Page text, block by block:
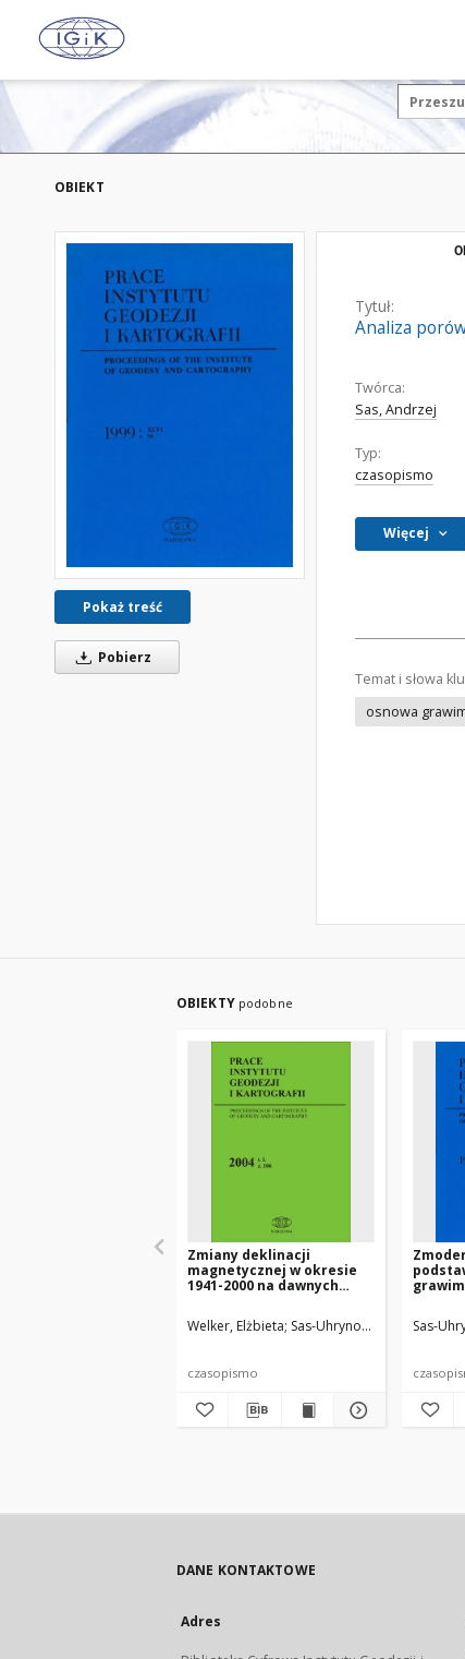
OBIEKT
Pokaż treść
Pobierz
Tytuł:
Analiza
Twórca:
Sas, Andrzej
Typ:
czasopismo
Więcej
Temat i słowa
osnowa
OBIEKTY podobne
Zmiany deklinacji
magnetycznej w okresie
1941-2000 na dawnych
wschodnich
Welker, Elżbieta Sas-Uhrynowski, Andrzej
czasopismo
Sas-
DANE KONTAKTOWE
Adres